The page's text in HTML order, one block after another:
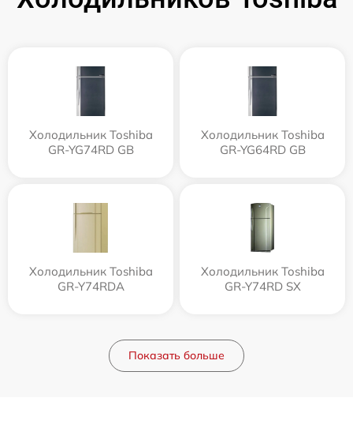
Холодильник Toshiba
GR-YG74RD GB
Холодильник Toshiba
GR-YG64RD GB
Холодильник Toshiba
GR-Y74RDA
Холодильник Toshiba
GR-Y74RD SX
Показать больше